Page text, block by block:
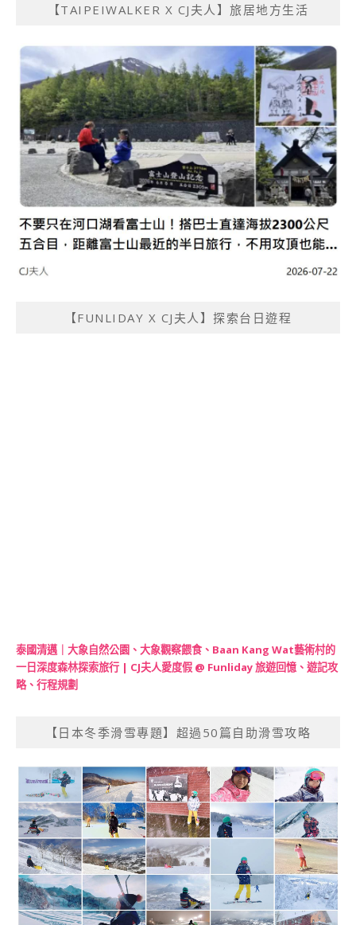
【TAIPEIWALKER X CJ夫人】旅居地方生活
【FUNLIDAY X CJ夫人】探索台日遊程
泰國清邁｜大象自然公園、大象觀察餵食、Baan Kang Wat藝術村的
一日深度森林探索旅行 | CJ夫人愛度假 @ Funliday 旅遊回憶、遊記攻
略、行程規劃
【日本冬季滑雪專題】超過50篇自助滑雪攻略